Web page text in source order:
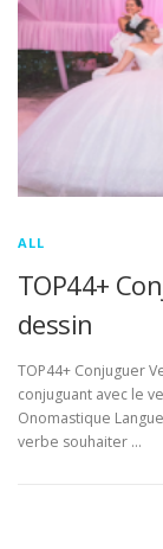
ALL
TOP44+
dessin
TOP44+ Conjuguer
conjuguant avec le
Onomastique
verbe souhaiter …